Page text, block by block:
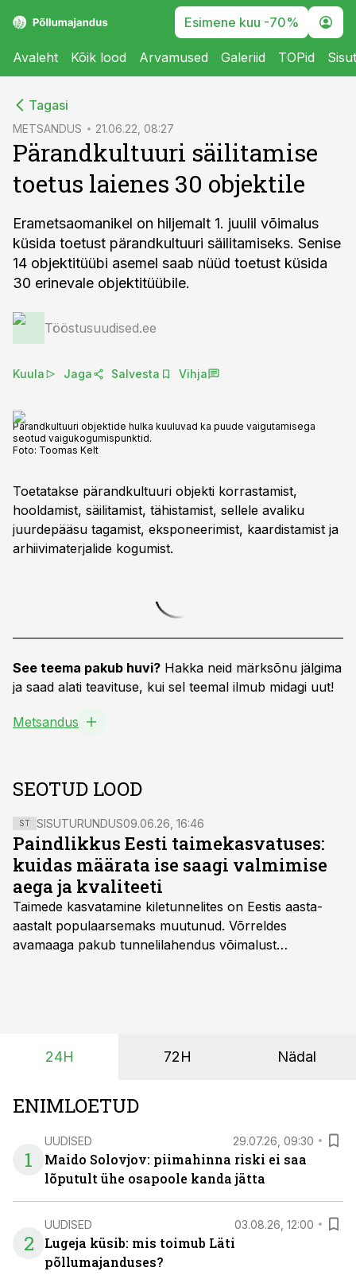
Esimene kuu -70%
Avaleht Kõik lood Arvamused Galeriid TOPid
Tagasi
METSANDUS 21.06.22, 08:27
Pärandkultuuri säilitamise
toetus laienes 30 objektile
Erametsaomanikel on hiljemalt 1. juulil võimalus
küsida toetust pärandkultuuri säilitamiseks. Senise
14 objektitüübi asemel saab nüüd toetust küsida
30 erinevale objektitüübile.
Tööstusuudised.ee
Kuula Jaga Salvesta Vihja
Pärandkultuuri objektide hulka kuuluvad ka puude vaigutamisega
seotud vaigukogumispunktid.
Foto: Toomas Kelt
Toetatakse pärandkultuuri objekti korrastamist,
hooldamist, säilitamist, tähistamist, sellele avaliku
juurdepääsu tagamist, eksponeerimist, kaardistamist ja
arhiivimaterjalide kogumist.
See teema pakub huvi? Hakka neid märksõnu jälgima
ja saad alati teavituse, kui sel teemal ilmub midagi uut!
Metsandus
SEOTUD LOOD
ST SISUTURUNDUS09.06.26, 16:46
Paindlikkus Eesti taimekasvatuses:
kuidas määrata ise saagi valmimise
aega ja kvaliteeti
Taimede kasvatamine kiletunnelites on Eestis aasta-
aastalt populaarsemaks muutunud. Võrreldes
avamaaga pakub tunnelilahendus võimalust
24H 72H Nädal
ENIMLOETUD
1
UUDISED 29.07.26, 09:30
Maido Solovjov: piimahinna riski ei saa
lõputult ühe osapoole kanda jätta
2
UUDISED 03.08.26, 12:00
Lugeja küsib: mis toimub Läti
põllumajanduses?